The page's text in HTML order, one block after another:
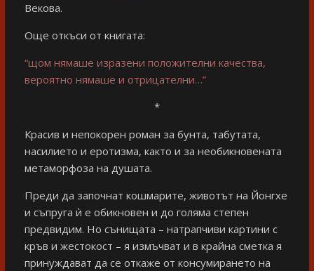
Векова.
Още откъси от книгата:
“щом нямаше изразени положителни качества,
вероятно нямаше и отрицателни…”
*
Красив и непокорен роман за бунта, табутата,
насилието и еротизма, както и за необикновената
метаморфоза на душата.
Преди да започнат кошмарите, животът на Йонгхе
и съпруга ѝ е обикновен и до голяма степен
предвидим. Но сънищата – натрапчиви картини с
кръв и жестокост – я измъчват и в крайна сметка я
принуждават да се откаже от консумирането на